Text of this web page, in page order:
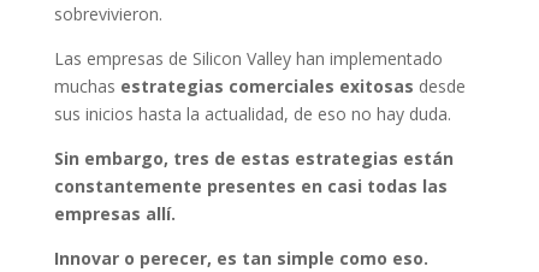
sobrevivieron.
Las empresas de Silicon Valley han implementado
muchas estrategias comerciales exitosas desde
sus inicios hasta la actualidad, de eso no hay duda.
Sin embargo, tres de estas estrategias están
constantemente presentes en casi todas las
empresas allí.
Innovar o perecer, es tan simple como eso.